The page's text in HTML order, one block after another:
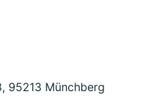
95213 Münchberg